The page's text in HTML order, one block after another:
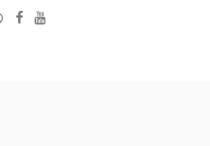
WebsiteFacebook